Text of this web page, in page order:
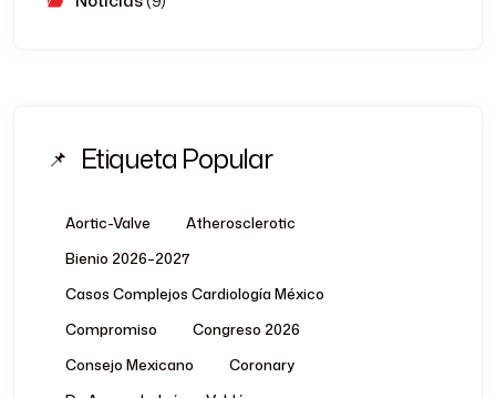
Etiqueta Popular
Aortic-Valve
Atherosclerotic
Bienio 2026–2027
Casos Complejos Cardiología México
Compromiso
Congreso 2026
Consejo Mexicano
Coronary